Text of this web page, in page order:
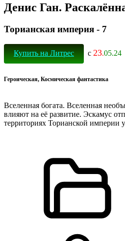
Денис Ган.
Торианская империя - 7
Купить на Литрес с 23.05.24
Героическая, Космическая фантастика
Вселенная богата. Вселенная
влияют на её развитие. Эскамус
территориях Торианской империи